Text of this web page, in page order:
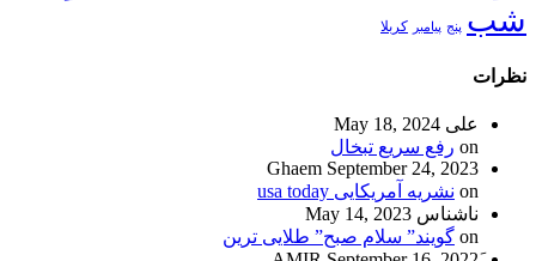
شب پنج پیامبر کربلا
نظرات
علی May 18, 2024
on رفع سریع تبخال
Ghaem September 24, 2023
on نشریه آمریکایی usa today
ناشناس May 14, 2023
on گویند” سلام صبح” طلایی ترین